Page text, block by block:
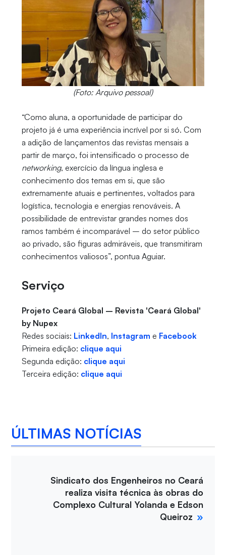
(Foto: Arquivo pessoal)
“Como aluna, a oportunidade de participar do
projeto já é uma experiência incrível por si só. Com
a adição de lançamentos das revistas mensais a
partir de março, foi intensificado o processo de
networking, exercício da língua inglesa e
conhecimento dos temas em si, que são
extremamente atuais e pertinentes, voltados para
logística, tecnologia e energias renováveis. A
possibilidade de entrevistar grandes nomes dos
ramos também é incomparável – do setor público
ao privado, são figuras admiráveis, que transmitiram
conhecimentos valiosos”, pontua Aguiar.
Serviço
Projeto Ceará Global – Revista 'Ceará Global'
by Nupex
Redes sociais: LinkedIn, Instagram e Facebook
Primeira edição: clique aqui
Segunda edição: clique aqui
Terceira edição: clique aqui
ÚLTIMAS NOTÍCIAS
Sindicato dos Engenheiros no Ceará
realiza visita técnica às obras do
Complexo Cultural Yolanda e Edson
Queiroz